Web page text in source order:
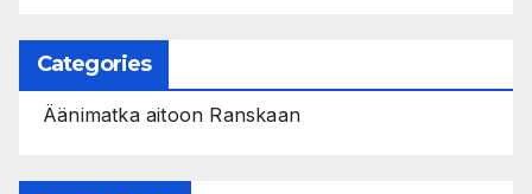
Categories
Äänimatka aitoon Ranskaan